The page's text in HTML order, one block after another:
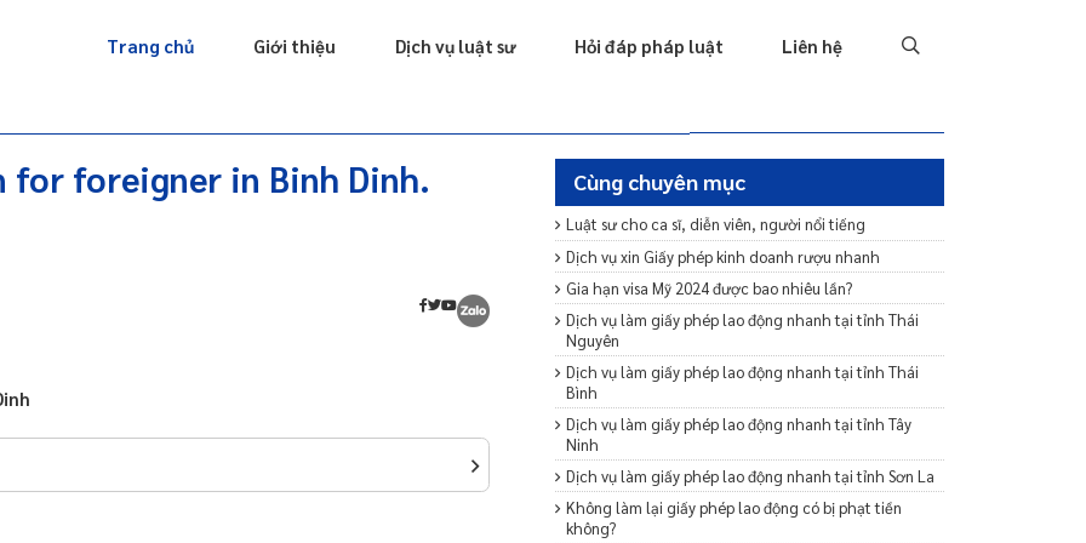
Trang chủ Giới thiệu Dịch vụ luật sư Hỏi đáp pháp luật Liên hệ Hôn nhân & Gia đình
for foreigner in Binh Dinh.
Cùng chuyên mục
Luật sư cho ca sĩ, diễn viên, người nổi tiếng
Dịch vụ xin Giấy phép kinh doanh rượu nhanh
Gia hạn visa Mỹ 2024 được bao nhiêu lần?
Dịch vụ làm giấy phép lao động nhanh tại tỉnh Thái
Nguyên
Dịch vụ làm giấy phép lao động nhanh tại tỉnh Thái
Bình
Dịch vụ làm giấy phép lao động nhanh tại tỉnh Tây
Ninh
Dịch vụ làm giấy phép lao động nhanh tại tỉnh Sơn La
Không làm lại giấy phép lao động có bị phạt tiền
không?